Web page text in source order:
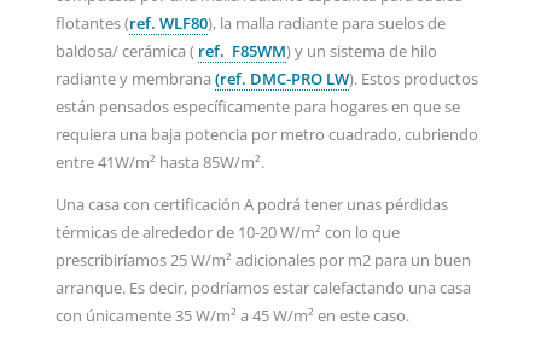
flotantes (ref. WLF80), la malla radiante para suelos de
baldosa/ cerámica ( ref. F85WM) y un sistema de hilo
radiante y membrana (ref. DMC-PRO LW). Estos productos
están pensados específicamente para hogares en que se
requiera una baja potencia por metro cuadrado, cubriendo
entre 41W/m² hasta 85W/m².
Una casa con certificación A podrá tener unas pérdidas
térmicas de alrededor de 10-20 W/m² con lo que
prescribiríamos 25 W/m² adicionales por m2 para un buen
arranque. Es decir, podríamos estar calefactando una casa
con únicamente 35 W/m² a 45 W/m² en este caso.